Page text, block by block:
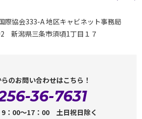
際協会333-A 地区キャビネット事務局
新潟県三条市須頃1丁目１７
のお問い合わせはこちら！
36-7631
：00～17：00 土日祝日除く